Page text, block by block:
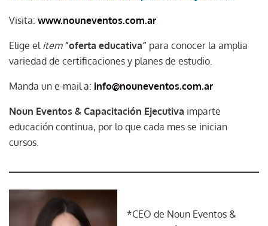
Visita: www.nouneventos.com.ar
Elige el item “oferta educativa” para conocer la amplia
variedad de certificaciones y planes de estudio.
Manda un e-mail a: info@nouneventos.com.ar
Noun Eventos & Capacitación Ejecutiva imparte
educación continua, por lo que cada mes se inician
cursos.
*CEO de Noun Eventos &